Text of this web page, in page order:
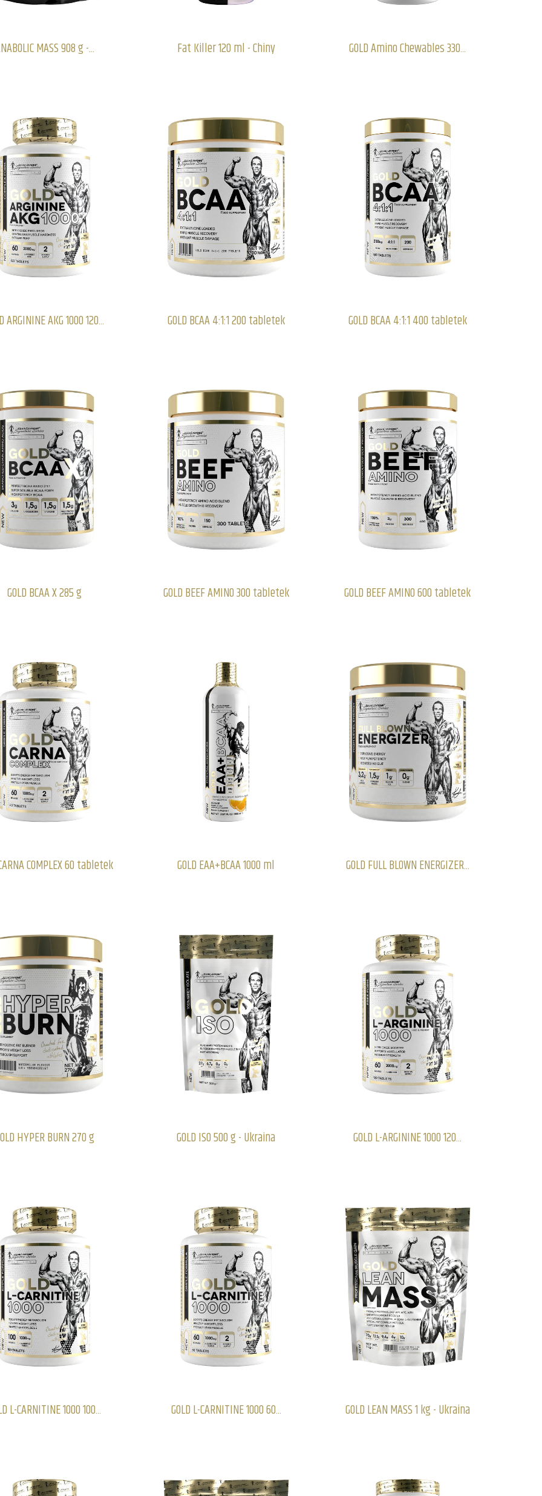
MASS 908 g -... Fat Killer 120 ml - Chiny GOLD Amino Chewables 330...
ARGININE AKG 1000 120... GOLD BCAA 4:1:1 200 tabletek GOLD BCAA 4:1:1 400 tabletek
GOLD BCAA X 285 g GOLD BEEF AMINO 300 tabletek GOLD BEEF AMINO 600 tabletek
COMPLEX 60 tabletek GOLD EAA+BCAA 1000 ml GOLD FULL BLOWN ENERGIZER...
HYPER BURN 270 g GOLD ISO 500 g - Ukraina GOLD L-ARGININE 1000 120...
L-CARNITINE 1000 100... GOLD L-CARNITINE 1000 60... GOLD LEAN MASS 1 kg - Ukraina